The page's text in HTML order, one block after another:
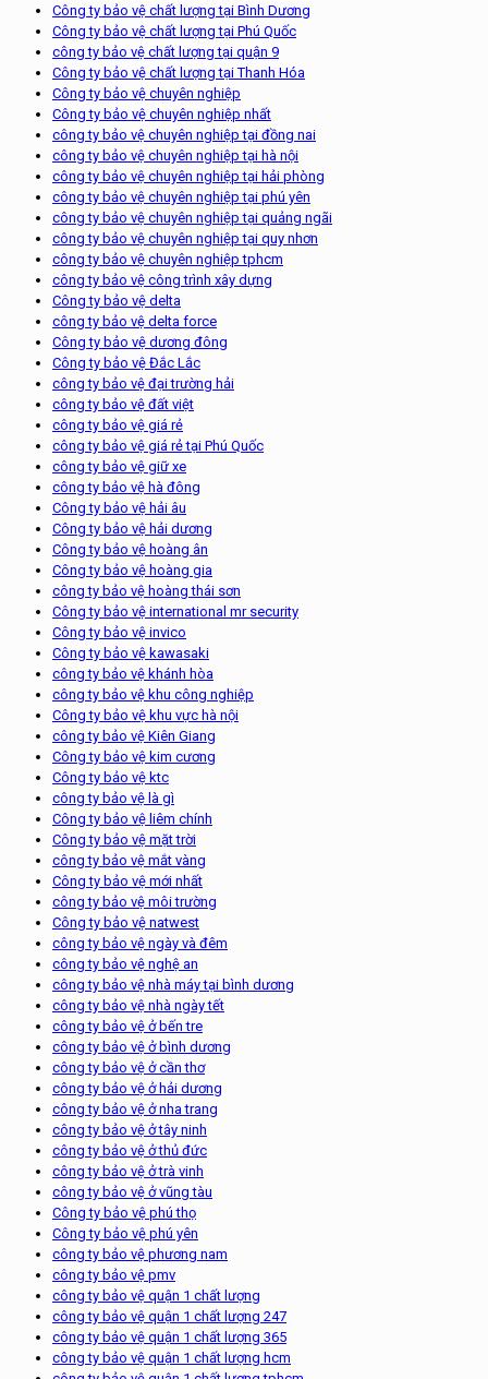
Công ty bảo vệ chất lượng tại Bình Dương
Công ty bảo vệ chất lượng tại Phú Quốc
công ty bảo vệ chất lượng tại quận 9
Công ty bảo vệ chất lượng tại Thanh Hóa
Công ty bảo vệ chuyên nghiệp
Công ty bảo vệ chuyên nghiệp nhất
công ty bảo vệ chuyên nghiệp tại đồng nai
công ty bảo vệ chuyên nghiệp tại hà nội
công ty bảo vệ chuyên nghiệp tại hải phòng
công ty bảo vệ chuyên nghiệp tại phú yên
công ty bảo vệ chuyên nghiệp tại quảng ngãi
công ty bảo vệ chuyên nghiệp tại quy nhơn
công ty bảo vệ chuyên nghiệp tphcm
công ty bảo vệ công trình xây dựng
Công ty bảo vệ delta
công ty bảo vệ delta force
Công ty bảo vệ dương đông
Công ty bảo vệ Đắc Lắc
công ty bảo vệ đại trường hải
công ty bảo vệ đất việt
công ty bảo vệ giá rẻ
công ty bảo vệ giá rẻ tại Phú Quốc
công ty bảo vệ giữ xe
công ty bảo vệ hà đông
Công ty bảo vệ hải âu
Công ty bảo vệ hải dương
Công ty bảo vệ hoàng ân
Công ty bảo vệ hoàng gia
công ty bảo vệ hoàng thái sơn
Công ty bảo vệ international mr security
Công ty bảo vệ invico
Công ty bảo vệ kawasaki
công ty bảo vệ khánh hòa
công ty bảo vệ khu công nghiệp
Công ty bảo vệ khu vực hà nội
công ty bảo vệ Kiên Giang
Công ty bảo vệ kim cương
Công ty bảo vệ ktc
công ty bảo vệ là gì
Công ty bảo vệ liêm chính
Công ty bảo vệ mặt trời
công ty bảo vệ mắt vàng
Công ty bảo vệ mới nhất
công ty bảo vệ môi trường
Công ty bảo vệ natwest
công ty bảo vệ ngày và đêm
công ty bảo vệ nghệ an
công ty bảo vệ nhà máy tại bình dương
công ty bảo vệ nhà ngày tết
công ty bảo vệ ở bến tre
công ty bảo vệ ở bình dương
công ty bảo vệ ở cần thơ
công ty bảo vệ ở hải dương
công ty bảo vệ ở nha trang
công ty bảo vệ ở tây ninh
công ty bảo vệ ở thủ đức
công ty bảo vệ ở trà vinh
công ty bảo vệ ở vũng tàu
Công ty bảo vệ phú thọ
Công ty bảo vệ phú yên
công ty bảo vệ phương nam
công ty bảo vệ pmv
công ty bảo vệ quận 1 chất lượng
công ty bảo vệ quận 1 chất lượng 247
công ty bảo vệ quận 1 chất lượng 365
công ty bảo vệ quận 1 chất lượng hcm